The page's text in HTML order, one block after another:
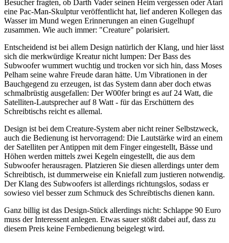
Besucher fragten, ob Darth Vader seinen Heim vergessen oder Atari
eine Pac-Man-Skulptur veröffentlicht hat, lief anderen Kollegen das
Wasser im Mund wegen Erinnerungen an einen Gugelhupf
zusammen. Wie auch immer: "Creature" polarisiert.
Entscheidend ist bei allem Design natürlich der Klang, und hier lässt
sich die merkwürdige Kreatur nicht lumpen: Der Bass des
Subwoofer wummert wuchtig und trocken vor sich hin, dass Moses
Pelham seine wahre Freude daran hätte. Um Vibrationen in der
Bauchgegend zu erzeugen, ist das System dann aber doch etwas
schmalbrüstig ausgefallen: Der W00fer bringt es auf 24 Watt, die
Satelliten-Lautsprecher auf 8 Watt - für das Erschüttern des
Schreibtischs reicht es allemal.
Design ist bei dem Creature-System aber nicht reiner Selbstzweck,
auch die Bedienung ist hervorragend: Die Lautstärke wird an einem
der Satelliten per Antippen mit dem Finger eingestellt, Bässe und
Höhen werden mittels zwei Kegeln eingestellt, die aus dem
Subwoofer herausragen. Platzieren Sie diesen allerdings unter dem
Schreibtisch, ist dummerweise ein Kniefall zum justieren notwendig.
Der Klang des Subwoofers ist allerdings richtungslos, sodass er
sowieso viel besser zum Schmuck des Schreibtischs dienen kann.
Ganz billig ist das Design-Stück allerdings nicht: Schlappe 90 Euro
muss der Interessent anlegen. Etwas sauer stößt dabei auf, dass zu
diesem Preis keine Fernbedienung beigelegt wird.